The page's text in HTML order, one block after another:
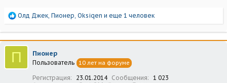
Р
а
к
ц
и
и
Олд Джек, Пионер, Oksiqen и еще 1 человек
П Пионер
Пользователь 10 лет на форуме
Регистрация 23.01.2014 Сообщения
1 023